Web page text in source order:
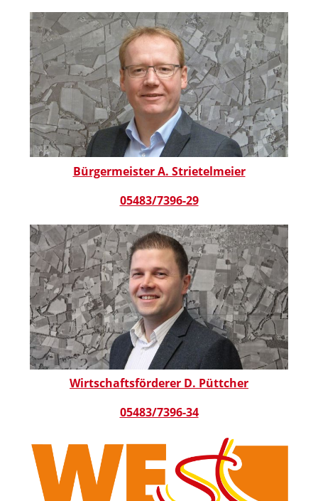
Bürgermeister A. Strietelmeier
05483/7396-29
Wirtschaftsförderer D. Püttcher
05483/7396-34